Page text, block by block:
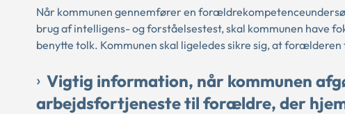
Når kommunen gennemfører en
brug af intelligens- og forståelsestest, skal kommunen have
benytte tolk. Kommunen skal ligeledes sikre sig, at
Vigtig information, når kommunen
arbejdsfortjeneste til forældre, der